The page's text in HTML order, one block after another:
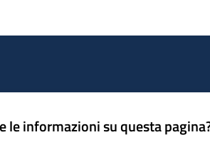
le informazioni su questa